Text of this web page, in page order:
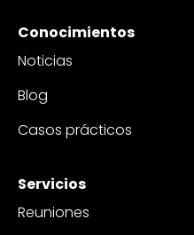
Conocimientos
Noticias
Blog
Casos prácticos
Servicios
Reuniones